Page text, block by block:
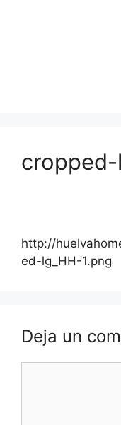
cropped-
http://
ed-lg_HH-1.png
Deja un